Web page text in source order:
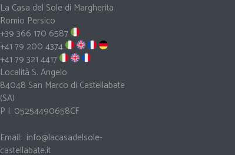
La Casa del Sole di Margherita
Romio Persico
+39 366 170 6587
+41 79 200 4374
+41 79 321 4417
Località S. Angelo
84048 San Marco di Castellabate
(SA)
P I. 05254490658CF
Email: info@lacasadelsole-
castellabate.it